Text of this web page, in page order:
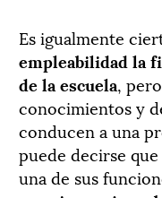
Es igualmente
empleabilidad la
de la escuela,
conocimientos y
conducen a una
puede decirse
una de sus